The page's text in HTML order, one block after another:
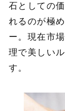
石としての
れるのが極
ー。現在市
理で美しい
す。